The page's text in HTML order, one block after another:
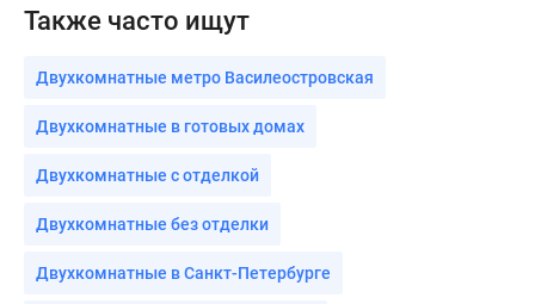
Также часто ищут
Двухкомнатные метро Василеостровская
Двухкомнатные в готовых домах
Двухкомнатные с отделкой
Двухкомнатные без отделки
Двухкомнатные в Санкт-Петербурге